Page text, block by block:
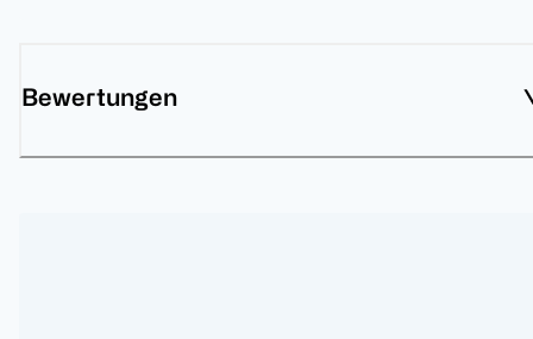
Bewertungen